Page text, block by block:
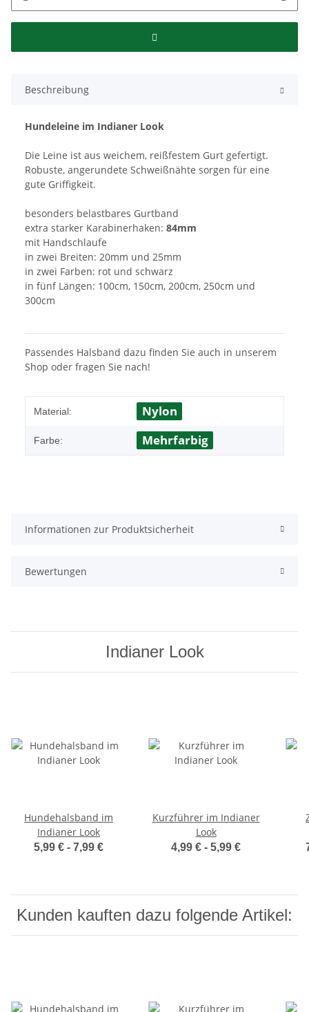
Beschreibung
Hundeleine im Indianer Look
Die Leine ist aus weichem, reißfestem Gurt gefertigt.
Robuste, angerundete Schweißnähte sorgen für eine
gute Griffigkeit.
besonders belastbares Gurtband
extra starker Karabinerhaken: 84mm
mit Handschlaufe
in zwei Breiten: 20mm und 25mm
in zwei Farben: rot und schwarz
in fünf Längen: 100cm, 150cm, 200cm, 250cm und
300cm
Passendes Halsband dazu finden Sie auch in unserem
Shop oder fragen Sie nach!
Material: Nylon
Farbe: Mehrfarbig
Informationen zur Produktsicherheit
Bewertungen
Indianer Look
Hundehalsband im
Indianer Look
5,99 € - 7,99 €
Kurzführer im Indianer
Look
4,99 € - 5,99 €
Kunden kauften dazu folgende Artikel: